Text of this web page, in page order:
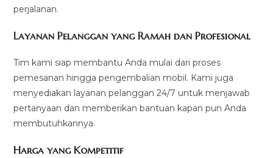
perjalanan.
Layanan Pelanggan yang Ramah dan Profesional
Tim kami siap membantu Anda mulai dari proses
pemesanan hingga pengembalian mobil. Kami juga
menyediakan layanan pelanggan 24/7 untuk menjawab
pertanyaan dan memberikan bantuan kapan pun Anda
membutuhkannya.
Harga yang Kompetitif